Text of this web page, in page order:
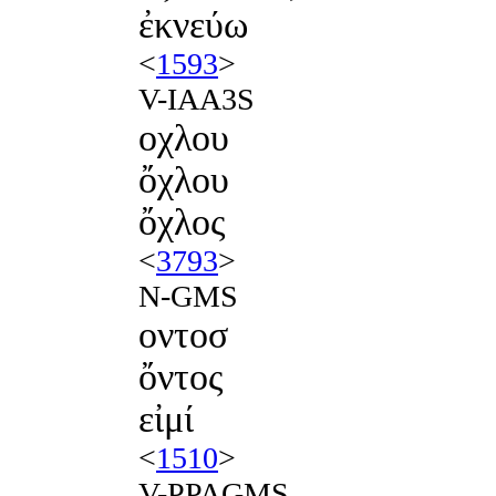
ἐκνεύω
<1593>
V-IAA3S
οχλου
ὄχλου
ὄχλος
<3793>
N-GMS
οντοσ
ὄντος
εἰμί
<1510>